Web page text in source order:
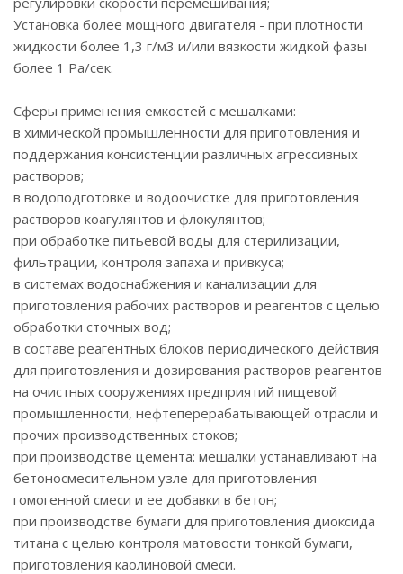
Установка более мощного двигателя - при плотности
жидкости более 1,3 г/м3 и/или вязкости жидкой фазы
более 1 Ра/сек.
Сферы применения емкостей с мешалками:
в химической промышленности для приготовления и
поддержания консистенции различных агрессивных
растворов;
в водоподготовке и водоочистке для приготовления
растворов коагулянтов и флокулянтов;
при обработке питьевой воды для стерилизации,
фильтрации, контроля запаха и привкуса;
в системах водоснабжения и канализации для
приготовления рабочих растворов и реагентов с целью
обработки сточных вод;
в составе реагентных блоков периодического действия
для приготовления и дозирования растворов реагентов
на очистных сооружениях предприятий пищевой
промышленности, нефтеперерабатывающей отрасли и
прочих производственных стоков;
при производстве цемента: мешалки устанавливают на
бетоносмесительном узле для приготовления
гомогенной смеси и ее добавки в бетон;
при производстве бумаги для приготовления диоксида
титана с целью контроля матовости тонкой бумаги,
приготовления каолиновой смеси.